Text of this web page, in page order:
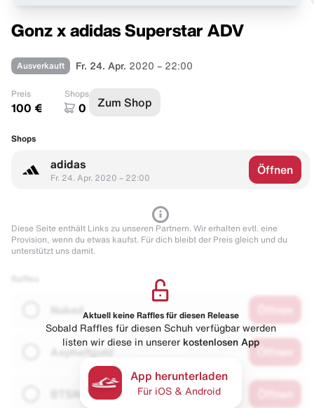
Gonz x adidas Superstar ADV
Ausverkauft Fr. 24. Apr. 2020 – 22:00
Preis
100 €
Shops
0 Zum Shop
Shops
adidas
Fr. 24. Apr. 2020 – 22:00
Öffnen
Diese Seite enthält Links zu unseren Partnern. Wir erhalten evtl. eine
Provision, wenn du etwas kaufst. Für dich bleibt der Preis gleich und du
unterstützt uns damit.
Naked
Asphaltgold
Aktuell keine Raffles für diesen Release
Sobald Raffles für diesen Schuh verfügbar werden
listen wir diese in unserer kostenlosen App
App herunterladen
Für iOS & Android